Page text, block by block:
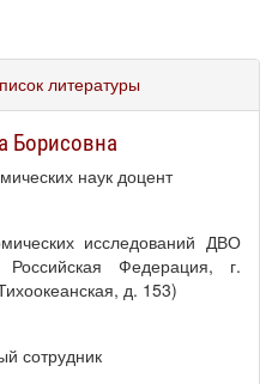
литературы
Борисовна
наук доцент
исследований ДВО
Федерация, г.
д. 153)
сотрудник